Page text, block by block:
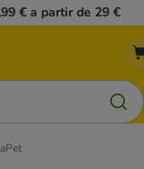
€ a partir de 29 €